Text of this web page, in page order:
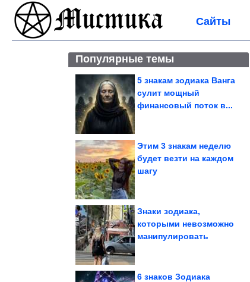
Сайты
Популярные темы
5 знакам зодиака Ванга
сулит мощный
финансовый поток в...
Этим 3 знакам неделю
будет везти на каждом
шагу
Знаки зодиака,
которыми невозможно
манипулировать
6 знаков Зодиака